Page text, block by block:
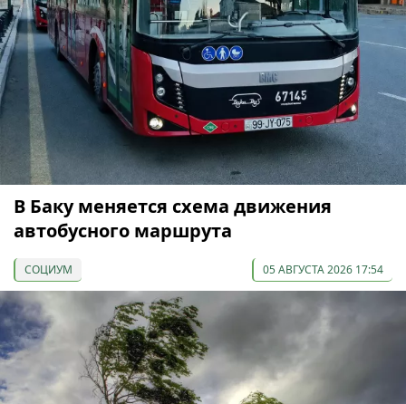
В Баку меняется схема движения
автобусного маршрута
СОЦИУМ 05 АВГУСТА 2026 17:54